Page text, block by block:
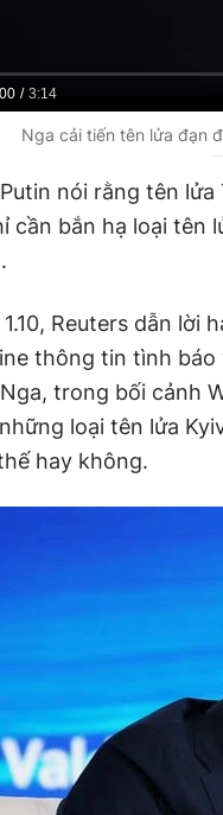
/ D
u
a
t
3:14
Nga cải tiến tên lửa đạn
nói rằng tên
cần bắn hạ loại tên
1.10, Reuters dẫn lời
thông tin tình
trong bối cảnh
loại tên lửa
hay không.